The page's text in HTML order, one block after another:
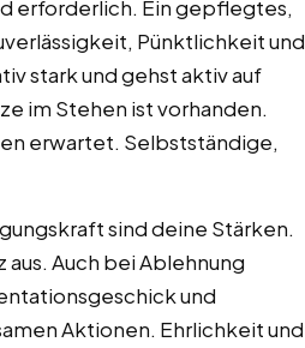
erforderlich. Ein gepflegtes,
Pünktlichkeit und
stark und gehst aktiv auf
im Stehen ist vorhanden.
erwartet. Selbstständige,
sind deine Stärken.
Auch bei Ablehnung
und
Aktionen. Ehrlichkeit und